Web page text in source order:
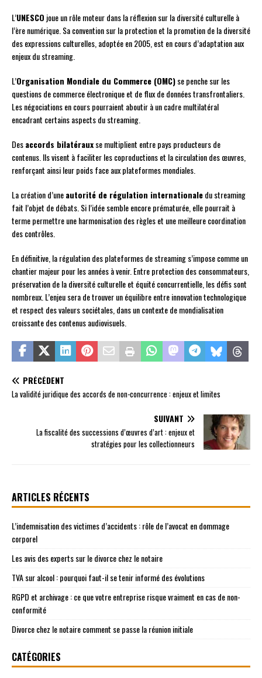
L’UNESCO joue un rôle moteur dans la réflexion sur la diversité culturelle à
l’ère numérique. Sa convention sur la protection et la promotion de la diversité
des expressions culturelles, adoptée en 2005, est en cours d’adaptation aux
enjeux du streaming.
L’Organisation Mondiale du Commerce (OMC)se penche sur les
questions de commerce électronique et de flux de données transfrontaliers.
Les négociations en cours pourraient aboutir à un cadre multilatéral
encadrant certains aspects du streaming.
Desaccords bilatérauxse multiplient entre pays producteurs de
contenus. Ils visent à faciliter les coproductions et la circulation des œuvres,
renforçant ainsi leur poids face aux plateformes mondiales.
La création d’uneautorité de régulation internationaledu streaming
fait l’objet de débats. Si l’idée semble encore prématurée, elle pourrait à
terme permettre une harmonisation des règles et une meilleure coordination
des contrôles.
En définitive, la régulation des plateformes de streaming s’impose comme un
chantier majeur pour les années à venir. Entre protection des consommateurs,
préservation de la diversité culturelle et équité concurrentielle, les défis sont
nombreux. L’enjeu sera de trouver un équilibre entre innovation technologique
et respect des valeurs sociétales, dans un contexte de mondialisation
croissante des contenus audiovisuels.
PRÉCÉDENT
La validité juridique des accords de non-concurrence : enjeux et limites
SUIVANT
La fiscalité des successions d’œuvres d’art : enjeux et
stratégies pour les collectionneurs
ARTICLES RÉCENTS
L’indemnisation des victimes d’accidents : rôle de l’avocat en dommage
corporel
Les avis des experts sur le divorce chez le notaire
TVA sur alcool : pourquoi faut-il se tenir informé des évolutions
RGPD et archivage : ce que votre entreprise risque vraiment en cas de non-
conformité
Divorce chez le notaire comment se passe la réunion initiale
CATÉGORIES